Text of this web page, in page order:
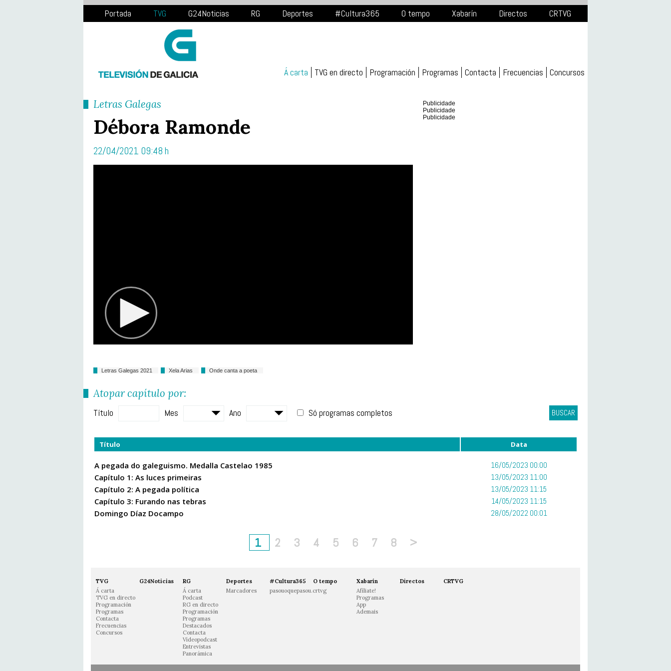
Portada TVG G24Noticias RG Deportes #Cultura365 O tempo Xabarín Directos CRTVG
Á carta TVG en directo Programación Programas Contacta Frecuencias Concursos
Letras Galegas
Débora Ramonde
22/04/2021 09:48 h
Letras Galegas 2021 Xela Arias Onde canta a poeta
Publicidade
Publicidade
Publicidade
Atopar capítulo por:
Título Mes Ano Só programas completos BUSCAR
Título Data
A pegada do galeguismo. Medalla Castelao 1985 16/05/2023 00:00
Capítulo 1: As luces primeiras 13/05/2023 11:00
Capítulo 2: A pegada política 13/05/2023 11:15
Capítulo 3: Furando nas tebras 14/05/2023 11:15
Domingo Díaz Docampo 28/05/2022 00:01
1 2 3 4 5 6 7 8 >
TVG
Á carta
TVG en directo
Programación
Programas
Contacta
Frecuencias
Concursos
G24Noticias
RG
Á carta
Podcast
RG en directo
Programación
Programas
Destacados
Contacta
Vídeopodcast
Entrevistas
Panorámica
Deportes
Marcadores
#Cultura365
pasouoquepasou.crtvg
O tempo
Xabarín
Afíliate!
Programas
App
Ademais
Directos CRTVG